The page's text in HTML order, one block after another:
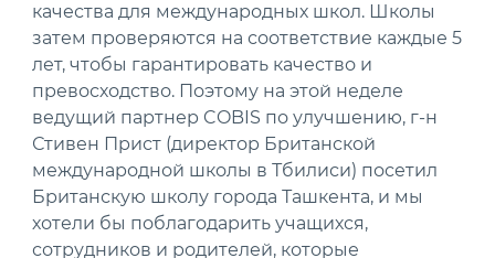
качества для международных школ. Школы
затем проверяются на соответствие каждые 5
лет, чтобы гарантировать качество и
превосходство. Поэтому на этой неделе
ведущий партнер COBIS по улучшению, г-н
Стивен Прист (директор Британской
международной школы в Тбилиси) посетил
Британскую школу города Ташкента, и мы
хотели бы поблагодарить учащихся,
сотрудников и родителей, которые